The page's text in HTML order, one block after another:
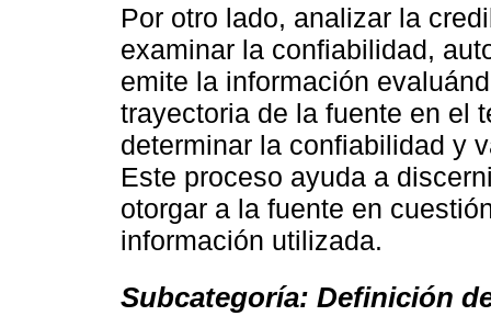
Por otro lado, analizar la
examinar la confiabilidad,
emite la información
trayectoria de la fuente en el
determinar la confiabilidad y
Este proceso ayuda a
otorgar a la fuente en
información utilizada.
Subcategoría: Definición